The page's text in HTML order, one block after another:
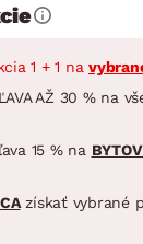
1 + 1 na
AŽ 30 % na
15 % na
získať vybrané